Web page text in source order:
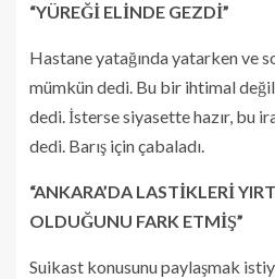
“YÜREĞİ ELİNDE GEZDİ”
Hastane yatağında yatarken ve
mümkün dedi. Bu bir ihtimal
dedi. İsterse siyasette hazır, bu
dedi. Barış için çabaladı.
“ANKARA’DA LASTİKLERİ
OLDUĞUNU FARK ETMİŞ”
Suikast konusunu paylaşmak